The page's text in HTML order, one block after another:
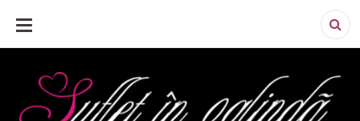
SKIP
CONTENT